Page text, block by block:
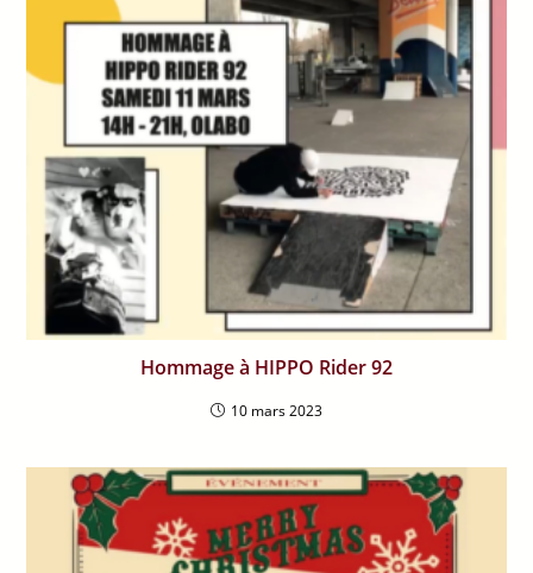
Hommage à HIPPO Rider 92
10 mars 2023